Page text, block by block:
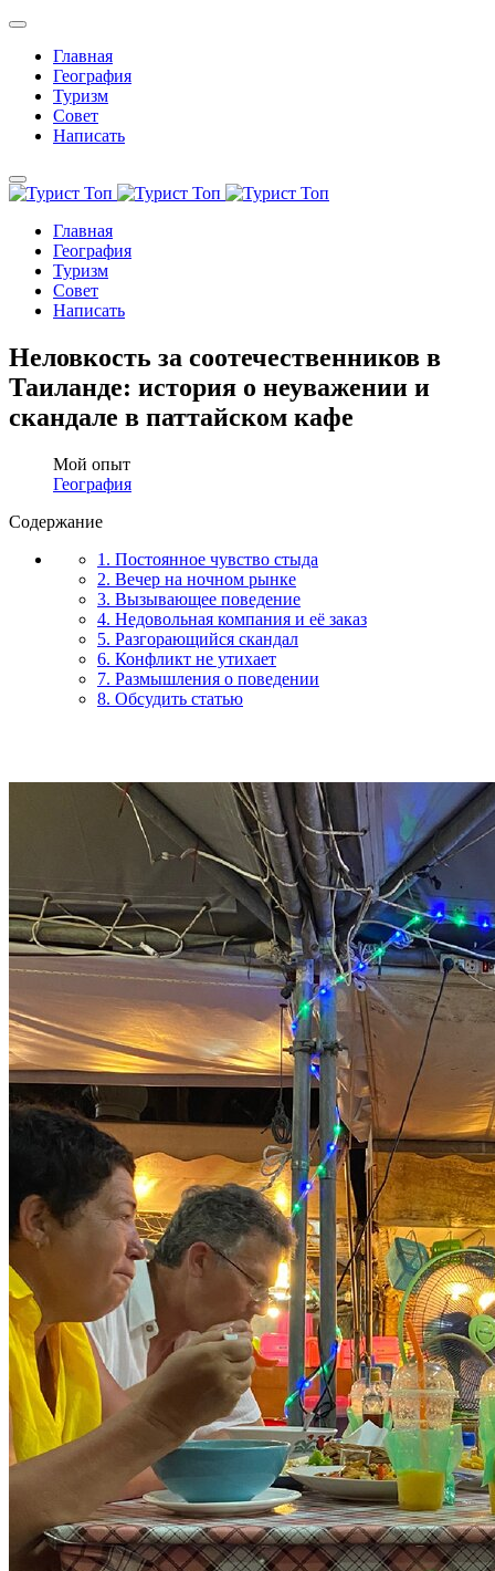
Главная
География
Туризм
Совет
Написать
Главная
География
Туризм
Совет
Написать
Неловкость за соотечественников в
Таиланде: история о неуважении и
скандале в паттайском кафе
Мой опыт
География
Содержание
1. Постоянное чувство стыда
2. Вечер на ночном рынке
3. Вызывающее поведение
4. Недовольная компания и её заказ
5. Разгорающийся скандал
6. Конфликт не утихает
7. Размышления о поведении
8. Обсудить статью